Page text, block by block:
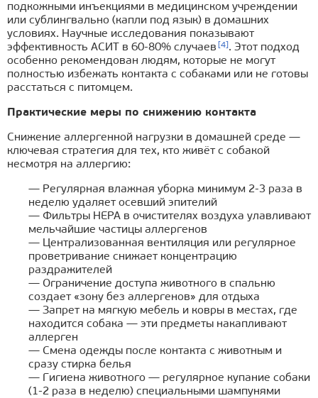
подкожными инъекциями в медицинском учреждении
или сублингвально (капли под язык) в домашних
условиях. Научные исследования показывают
эффективность АСИТ в 60-80% случаев [4] . Этот подход
особенно рекомендован людям, которые не могут
полностью избежать контакта с собаками или не готовы
расстаться с питомцем.
Практические меры по снижению контакта
Снижение аллергенной нагрузки в домашней среде —
ключевая стратегия для тех, кто живёт с собакой
несмотря на аллергию:
— Регулярная влажная уборка минимум 2-3 раза в
неделю удаляет осевший эпителий
— Фильтры HEPA в очистителях воздуха улавливают
мельчайшие частицы аллергенов
— Централизованная вентиляция или регулярное
проветривание снижает концентрацию
раздражителей
— Ограничение доступа животного в спальню
создает «зону без аллергенов» для отдыха
— Запрет на мягкую мебель и ковры в местах, где
находится собака — эти предметы накапливают
аллерген
— Смена одежды после контакта с животным и
сразу стирка белья
— Гигиена животного — регулярное купание собаки
(1-2 раза в неделю) специальными шампунями